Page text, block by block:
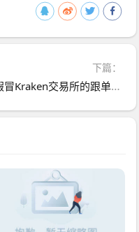
下篇：
假冒Kraken交易所的跟单盘，才加入三天就割我了